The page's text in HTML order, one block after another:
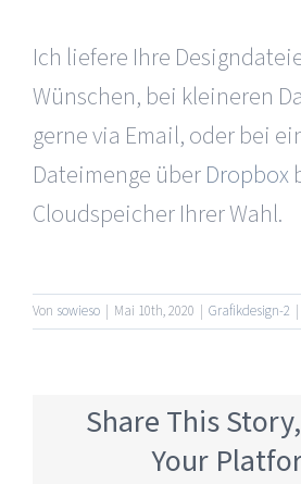
Ich liefere Ihre
Wünschen, bei kleineren
gerne via Email, oder bei
Dateimenge überDropbox
Cloudspeicher Ihrer Wahl.
Von sowieso | Mai 10th, 2020 | Grafikdesign-2 |
Share This
Your